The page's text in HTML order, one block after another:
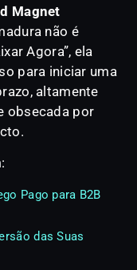
Magnet
não é
Agora”, ela
para iniciar uma
altamente
obsecada por
Pago para B2B
das Suas